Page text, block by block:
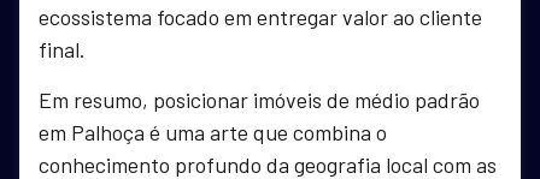
ecossistema focado em entregar valor ao cliente
final.
Em resumo, posicionar imóveis de médio padrão
em Palhoça é uma arte que combina o
conhecimento profundo da geografia local com as